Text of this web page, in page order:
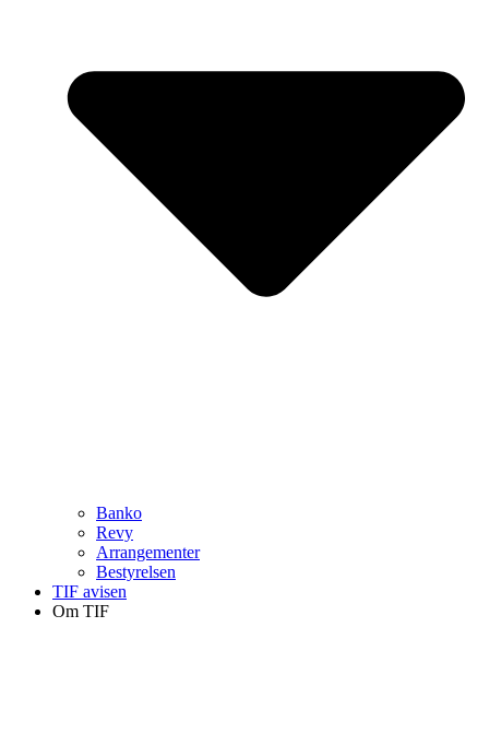
Banko
Revy
Arrangementer
Bestyrelsen
TIF avisen
Om TIF